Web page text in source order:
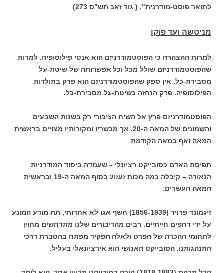
לתואר פוסט-מודרנית". ( גור זאב תש"ס 273)
מניטשה ועד פוקו
למרות ההצהרה כי הפוסטמודרניזם הוא אנטי פילוסופיה. למרות
שהפוסטמודרניזם שולל מכל וכל אפשרותה של שיטת-על
מסבירת-כל. אין ספק שהפוסטמודרניזם הוא פרק בתולדות
הפילוסופיה. פרק הנחזה כשיטת-על מסבירת-כל.
הפוסטמודרניזם פרץ אל השיח הציבורי רק בשנות השבעים
והשמונים של המאה ה-20. אך מבשריו ומקורותיו מצויים בראשית
המאה ואף במאה הקודמת.
תפיסת האדם כסובייקט רציונלי – שעמדה ביסוד המודרניות
הנאורה – קיבלה כמה מכות זעזוע בסוף המאה ה-19 ובראשית
המאה העשרים.
זיגמונד פרויד (1856-1939) חשף אגו לא אחדותי, תת מודע המונע
על ידי דחפים חייתיים. רבים מהדיבורים שלנו מתרחשים מחוץ
לתחומי ההכרה של הפרט ולאלה תפקיד מפתח בהסברת דרכי
התנהגותנו. הסובייקט האנושי הוא אירציונאלי בעליל.